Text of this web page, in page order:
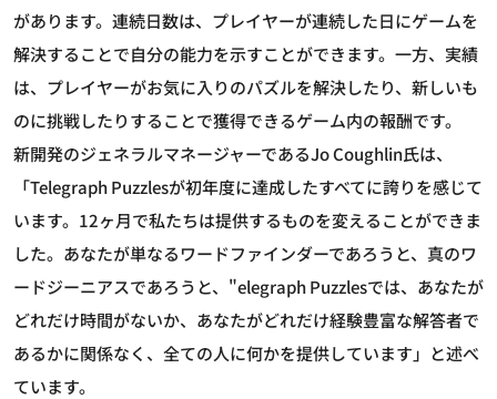
があります。連続日数は、プレイヤーが連続した日にゲームを
解決することで自分の能力を示すことができます。一方、実績
は、プレイヤーがお気に入りのパズルを解決したり、新しいも
のに挑戦したりすることで獲得できるゲーム内の報酬です。
新開発のジェネラルマネージャーであるJo Coughlin氏は、
「Telegraph Puzzlesが初年度に達成したすべてに誇りを感じて
います。12ヶ月で私たちは提供するものを変えることができま
した。あなたが単なるワードファインダーであろうと、真のワ
ードジーニアスであろうと、"elegraph Puzzlesでは、あなたが
どれだけ時間がないか、あなたがどれだけ経験豊富な解答者で
あるかに関係なく、全ての人に何かを提供しています」と述べ
ています。